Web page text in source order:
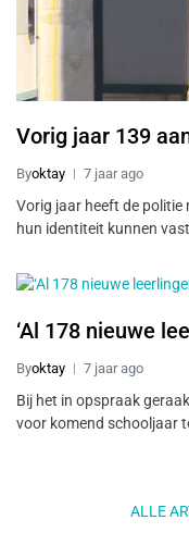
Vorig jaar 139
Byoktay 7 jaar ago
Vorig jaar heeft de
hun identiteit kunnen
‘Al 178 nieuwe
Byoktay 7 jaar ago
Bij het in opspraak
voor komend schooljaar
ALLE